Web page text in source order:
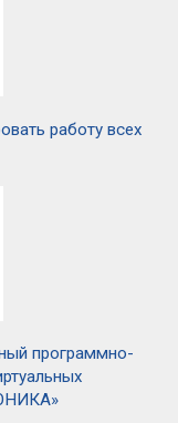
работу всех
программно-